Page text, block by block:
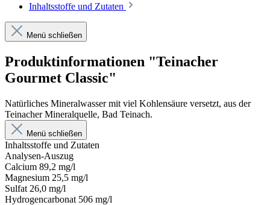
Inhaltsstoffe und Zutaten
Menü schließen
Produktinformationen "Teinacher
Gourmet Classic"
Natürliches Mineralwasser mit viel Kohlensäure versetzt, aus der
Teinacher Mineralquelle, Bad Teinach.
Menü schließen
Inhaltsstoffe und Zutaten
Analysen-Auszug
Calcium 89,2 mg/l
Magnesium 25,5 mg/l
Sulfat 26,0 mg/l
Hydrogencarbonat 506 mg/l